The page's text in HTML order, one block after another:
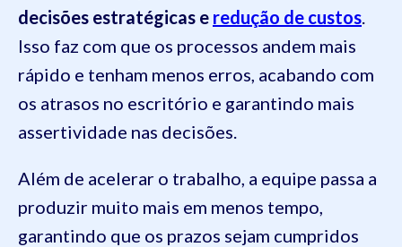
decisões estratégicas e redução de custos
Isso faz com que os processos andem mais
rápido e tenham menos erros, acabando com
os atrasos no escritório e garantindo mais
assertividade nas decisões.
Além de acelerar o trabalho, a equipe passa a
produzir muito mais em menos tempo,
garantindo que os prazos sejam cumpridos